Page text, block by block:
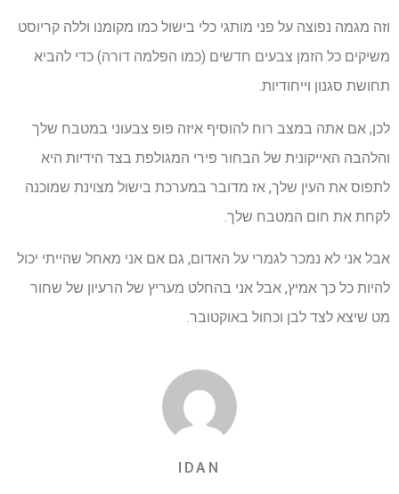
וזה מגמה נפוצה על פני מותגי כלי בישול כמו מקומנו וללה קריוסט
משיקים כל הזמן צבעים חדשים (כמו הפלמה דורה) כדי להביא
תחושת סגנון וייחודיות.
לכן, אם אתה במצב רוח להוסיף איזה פופ צבעוני במטבח שלך
והלהבה האייקונית של הבחור פירי המגולפת בצד הידיות היא
לתפוס את העין שלך, אז מדובר במערכת בישול מצוינת שמוכנה
לקחת את חום המטבח שלך.
אבל אני לא נמכר לגמרי על האדום, גם אם אני מאחל שהייתי יכול
להיות כל כך אמיץ, אבל אני בהחלט מעריץ של הרעיון של שחור
מט שיצא לצד לבן וכחול באוקטובר.
IDAN